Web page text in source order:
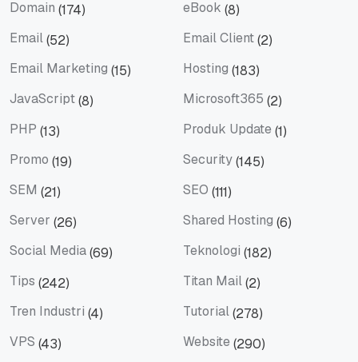
Domain (174) eBook (8)
Email(52) Email Client(2)
Email Marketing (15) Hosting (183)
JavaScript(8) Microsoft365 (2)
PHP (13) Produk Update (1)
Promo (19) Security(145)
SEM (21) SEO (111)
Server (26) Shared Hosting (6)
Social Media(69) Teknologi (182)
Tips (242) Titan Mail(2)
Tren Industri (4) Tutorial(278)
VPS (43) Website (290)